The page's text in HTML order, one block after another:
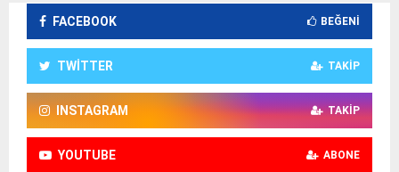
FACEBOOK BEĞENI
TWITTER TAKIP
INSTAGRAM TAKIP
YOUTUBE ABONE